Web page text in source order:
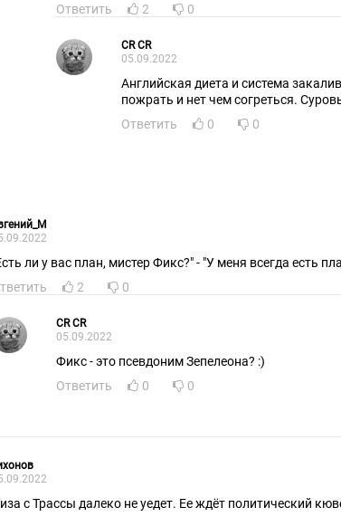
Ответить
2 0
CR CR
05.09.2022
Английская диета и система
пожрать и нет чем согреться.
Ответить
0 0
ли у вас план, мистер Фикс?" - "У меня всегда есть
2 0
CR CR
05.09.2022
Фикс - это псевдоним Зепелеона? :)
Ответить
0 0
с Трассы далеко не уедет. Ее ждёт политический